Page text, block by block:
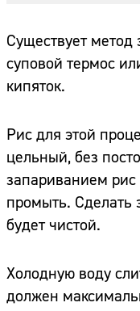
Существует
суповой термос
кипяток.
Рис для этой
цельный, без
запариванием
промыть. Сделать
будет чистой.
Холодную воду
должен